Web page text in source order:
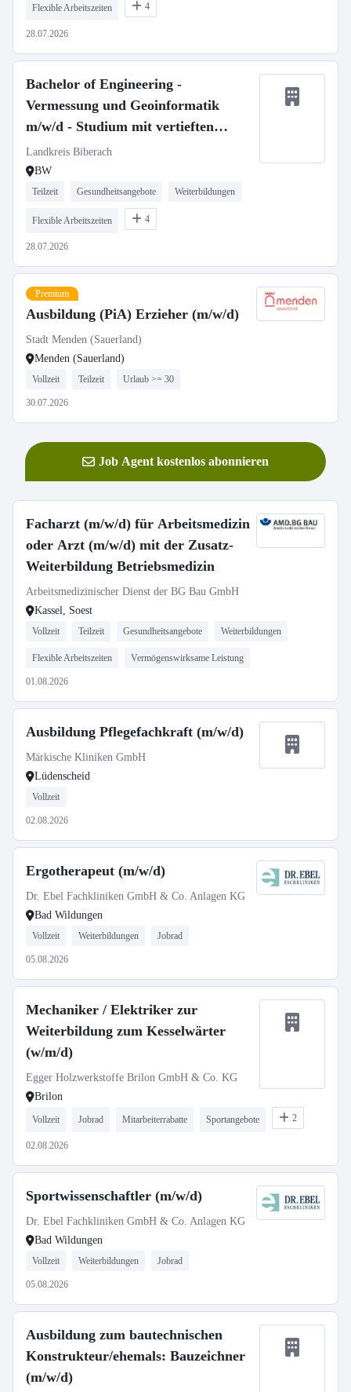
Flexible Arbeitszeiten 4
28.07.2026
Bachelor of Engineering -
Vermessung und Geoinformatik
m/w/d - Studium mit vertieften
Praxisphasen
Landkreis Biberach
BW
Teilzeit Gesundheitsangebote Weiterbildungen
Flexible Arbeitszeiten 4
28.07.2026
Premium
Ausbildung (PiA) Erzieher (m/w/d)
Stadt Menden (Sauerland)
Menden (Sauerland)
Vollzeit Teilzeit Urlaub >= 30
30.07.2026
Job Agent kostenlos abonnieren
Facharzt (m/w/d) für Arbeitsmedizin
oder Arzt (m/w/d) mit der Zusatz-
Weiterbildung Betriebsmedizin
Arbeitsmedizinischer Dienst der BG Bau GmbH
Kassel, Soest
Vollzeit Teilzeit Gesundheitsangebote Weiterbildungen
Flexible Arbeitszeiten Vermögenswirksame Leistung
01.08.2026
Ausbildung Pflegefachkraft (m/w/d)
Märkische Kliniken GmbH
Lüdenscheid
Vollzeit
02.08.2026
Ergotherapeut (m/w/d)
Dr. Ebel Fachkliniken GmbH & Co. Anlagen KG
Bad Wildungen
Vollzeit Weiterbildungen Jobrad
05.08.2026
Mechaniker / Elektriker zur
Weiterbildung zum Kesselwärter
(w/m/d)
Egger Holzwerkstoffe Brilon GmbH & Co. KG
Brilon
Vollzeit Jobrad Mitarbeiterrabatte Sportangebote 2
02.08.2026
Sportwissenschaftler (m/w/d)
Dr. Ebel Fachkliniken GmbH & Co. Anlagen KG
Bad Wildungen
Vollzeit Weiterbildungen Jobrad
05.08.2026
Ausbildung zum bautechnischen
Konstrukteur/ehemals: Bauzeichner
(m/w/d)